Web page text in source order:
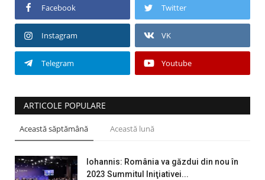
Facebook Twitter
Instagram VK
Telegram Youtube
ARTICOLE POPULARE
Această săptămână Această lună
Iohannis: România va găzdui din nou în
2023 Summitul Iniţiativei...